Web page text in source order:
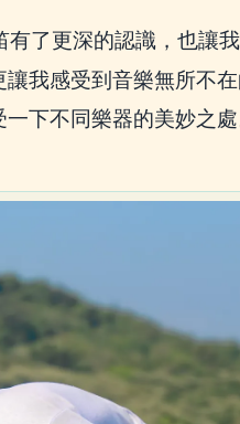
了更深的認識，也讓
我感受到音樂無所不
下不同樂器的美妙之處